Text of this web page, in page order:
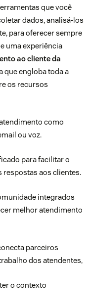
que você
dados, analisá-los
para oferecer sempre
uma experiência
ao cliente da
que engloba toda a
os recursos
como
ou voz.
para facilitar o
respostas aos clientes.
integrados
melhor atendimento
parceiros
dos atendentes,
o contexto